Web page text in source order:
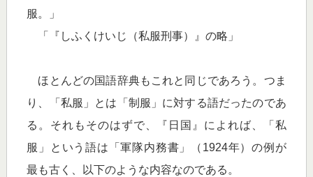
服。」
「『しふくけいじ（私服刑事）』の略」
ほとんどの国語辞典もこれと同じであろう。つま
り、「私服」とは「制服」に対する語だったのであ
る。それもそのはずで、『日国』によれば、「私
服」という語は「軍隊内務書」（1924年）の例が
最も古く、以下のような内容なのである。